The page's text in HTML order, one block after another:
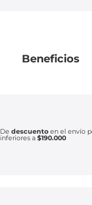
Beneficios
Dedescuento en el envío
inferiores a$190.000